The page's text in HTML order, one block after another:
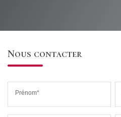
Nous contacter
Prénom*